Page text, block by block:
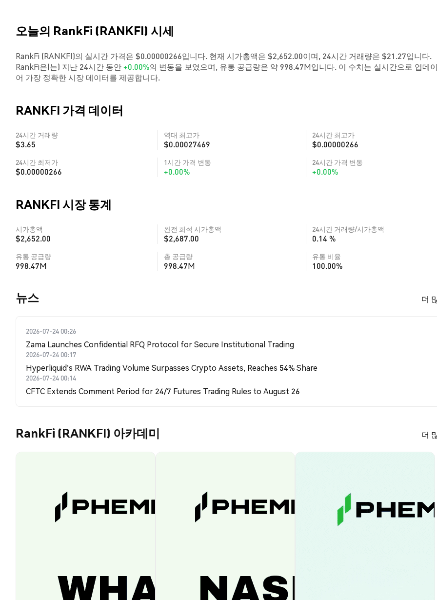
오늘의 RankFi (RANKFI) 시세
RankFi (RANKFI)의 실시간 가격은 $0.00000266입니다. 현재 시가총액은 $2,652.00이며, 24시간 거래량은 $21.27입니다.
RankFi은(는) 지난 24시간 동안+0.00%의 변동을 보였으며, 유통 공급량은 약 998.47M입니다. 이 수치는 실시간으로 업데
어 가장 정확한 시장 데이터를 제공합니다.
RANKFI 가격 데이터
24시간 거래량
$3.65
역대 최고가
$0.00027469
24시간 최고가
$0.00000266
24시간 최저가
$0.00000266
1시간 가격 변동
+0.00%
24시간 가격 변동
+0.00%
RANKFI 시장 통계
시가총액
$2,652.00
완전 희석 시가총액
$2,687.00
24시간 거래량/시가총액
0.14 %
유통 공급량
998.47M
총 공급량
998.47M
유통 비율
100.00%
뉴스 더
2026-07-24 00:26
Zama Launches Confidential RFQ Protocol for Secure Institutional Trading
2026-07-24 00:17
Hyperliquid's RWA Trading Volume Surpasses Crypto Assets, Reaches 54% Share
2026-07-24 00:14
CFTC Extends Comment Period for 24/7 Futures Trading Rules to August 26
RankFi (RANKFI) 아카데미 더